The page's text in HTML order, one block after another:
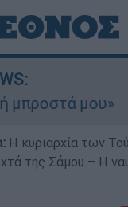
μου»
Η κυριαρχία των
της Σάμου – Η